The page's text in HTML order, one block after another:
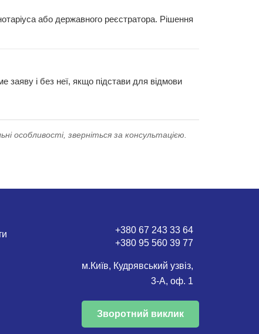
або державного реєстратора. Рішення
і без неї, якщо підстави для відмови
особливості, зверніться за консультацією.
+380 67 243 33 64
+380 95 560 39 77
м.Київ, Кудрявський узвіз,
3-А, оф. 1
Зворотний виклик